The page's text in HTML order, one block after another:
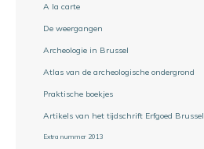
A la carte
De weergangen
Archeologie in Brussel
Atlas van de archeologische ondergrond
Praktische boekjes
Artikels van het tijdschrift Erfgoed Brussel
Extra nummer 2013